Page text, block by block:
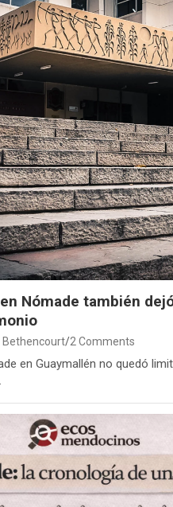
Nómade también
Bethencourt 2 Comments
en Guaymallén no quedó